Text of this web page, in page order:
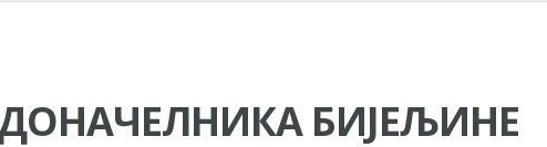
БИЈЕЉИНЕ